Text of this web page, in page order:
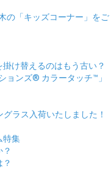
の「キッズコーナー」をご
掛け替えるのはもう古い？
ョンズ® カラータッチ™」
グラス入荷いたしました！
特集
？
？